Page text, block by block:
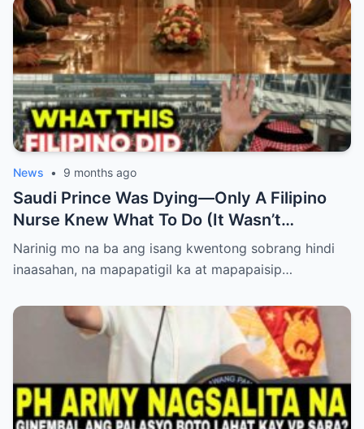
News • 9 months ago
Saudi Prince Was Dying—Only A Filipino
Nurse Knew What To Do (It Wasn’t
Medicine)
Narinig mo na ba ang isang kwentong sobrang hindi
inaasahan, na mapapatigil ka at mapapaisip…